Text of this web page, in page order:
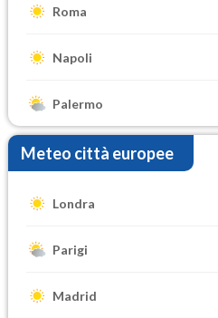
Roma
Napoli
Palermo
Meteo città europee
Londra
Parigi
Madrid